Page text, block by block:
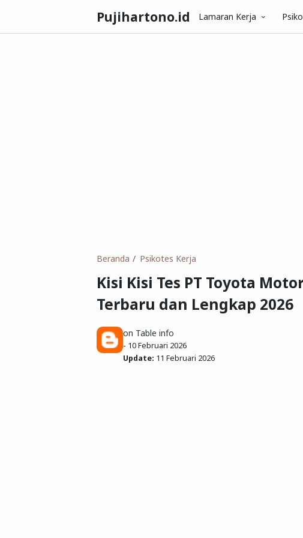
Pujihartono.id Lamaran Kerja
Beranda Psikotes Kerja
Kisi Kisi Tes PT Toyota
Terbaru dan Lengkap 2026
on Table info
- 10 Februari 2026
Update: 11 Februari 2026